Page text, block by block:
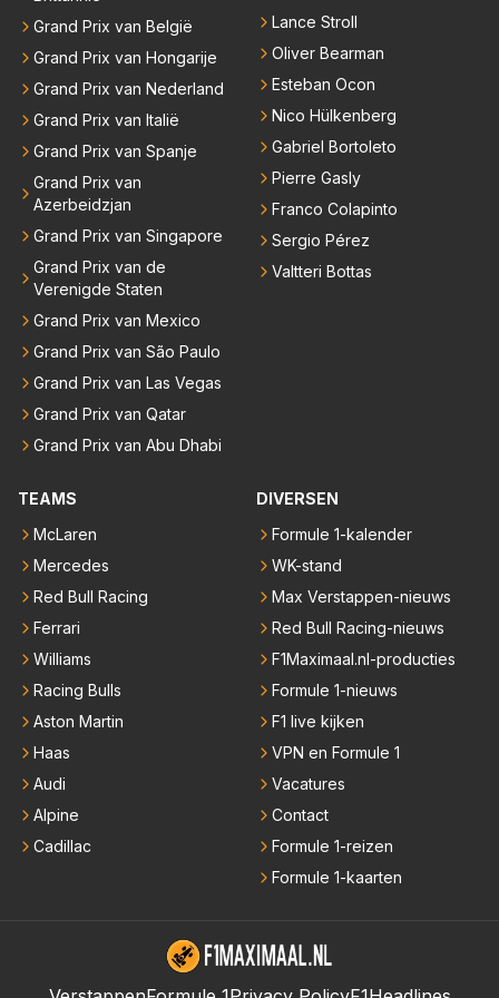
Grand Prix van België
Grand Prix van Hongarije
Grand Prix van Nederland
Grand Prix van Italië
Grand Prix van Spanje
Grand Prix van
Azerbeidzjan
Grand Prix van Singapore
Grand Prix van de
Verenigde Staten
Grand Prix van Mexico
Grand Prix van São Paulo
Grand Prix van Las Vegas
Grand Prix van Qatar
Grand Prix van Abu Dhabi
Lance Stroll
Oliver Bearman
Esteban Ocon
Nico Hülkenberg
Gabriel Bortoleto
Pierre Gasly
Franco Colapinto
Sergio Pérez
Valtteri Bottas
TEAMS
McLaren
Mercedes
Red Bull Racing
Ferrari
Williams
Racing Bulls
Aston Martin
Haas
Audi
Alpine
Cadillac
DIVERSEN
Formule 1-kalender
WK-stand
Max Verstappen-nieuws
Red Bull Racing-nieuws
F1Maximaal.nl-producties
Formule 1-nieuws
F1 live kijken
VPN en Formule 1
Vacatures
Contact
Formule 1-reizen
Formule 1-kaarten